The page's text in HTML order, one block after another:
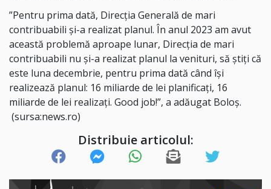
”Pentru prima dată, Direcţia Generală de mari
contribuabili şi-a realizat planul. În anul 2023 am avut
această problemă aproape lunar, Direcţia de mari
contribuabili nu şi-a realizat planul la venituri, să ştiţi că
este luna decembrie, pentru prima dată când îşi
realizează planul: 16 miliarde de lei planificaţi, 16
miliarde de lei realizaţi. Good job!”, a adăugat Boloş.
(sursa:news.ro)
Distribuie articolul: